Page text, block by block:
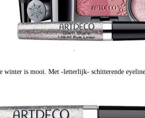
winter is mooi. Met -letterlijk- schitterende